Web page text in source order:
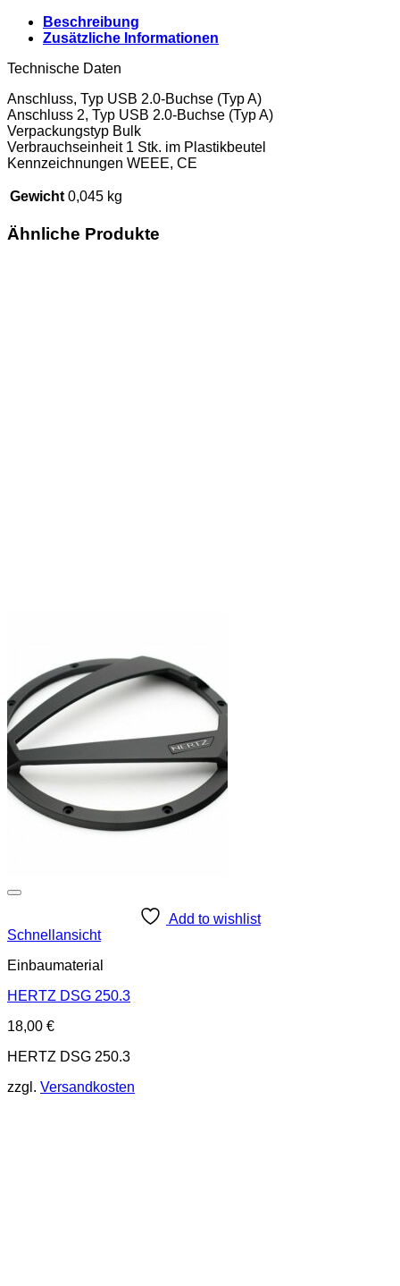
Beschreibung
Zusätzliche Informationen
Technische Daten
Anschluss, Typ USB 2.0-Buchse (Typ A)
Anschluss 2, Typ USB 2.0-Buchse (Typ A)
Verpackungstyp Bulk
Verbrauchseinheit 1 Stk. im Plastikbeutel
Kennzeichnungen WEEE, CE
Gewicht 0,045 kg
Ähnliche Produkte
Add to wishlist
Schnellansicht
Einbaumaterial
HERTZ DSG 250.3
18,00 €
HERTZ DSG 250.3
zzgl. Versandkosten